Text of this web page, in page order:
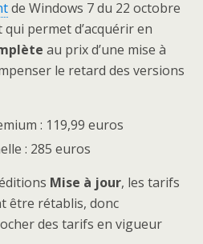
de Windows 7 du 22 octobre
permet d’acquérir en
au prix d’une mise à
le retard des versions
: 119,99 euros
: 285 euros
Mise à jour, les tarifs
être rétablis, donc
des tarifs en vigueur